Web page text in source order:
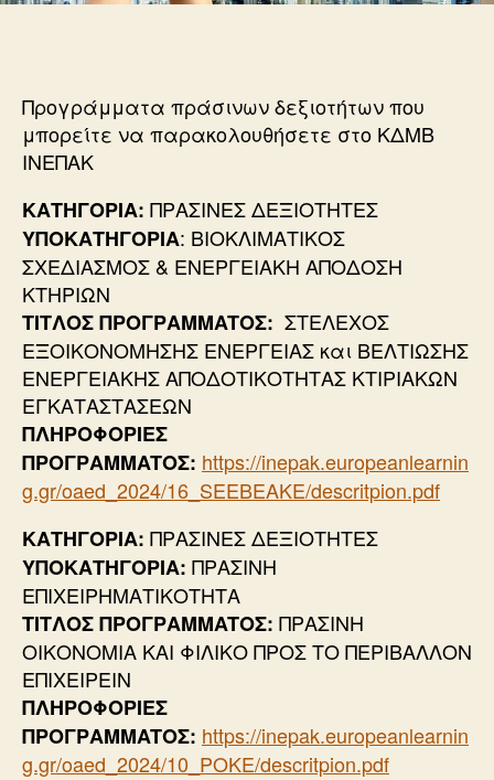
Προγράμματα πράσινων δεξιοτήτων που
μπορείτε να παρακολουθήσετε στο ΚΔΜΒ
ΙΝΕΠΑΚ
ΚΑΤΗΓΟΡΙΑ: ΠΡΑΣΙΝΕΣ ΔΕΞΙΟΤΗΤΕΣ
ΥΠΟΚΑΤΗΓΟΡΙΑ: ΒΙΟΚΛΙΜΑΤΙΚΟΣ
ΣΧΕΔΙΑΣΜΟΣ & ΕΝΕΡΓΕΙΑΚΗ ΑΠΟΔΟΣΗ
ΚΤΗΡΙΩΝ
ΤΙΤΛΟΣ ΠΡΟΓΡAMMATOΣ: ΣΤΕΛΕΧΟΣ
ΕΞΟΙΚΟΝΟΜΗΣΗΣ ΕΝΕΡΓΕΙΑΣ και ΒΕΛΤΙΩΣΗΣ
ΕΝΕΡΓΕΙΑΚΗΣ ΑΠΟΔΟΤΙΚΟΤΗΤΑΣ ΚΤΙΡΙΑΚΩΝ
ΕΓΚΑΤΑΣΤΑΣΕΩΝ
ΠΛΗΡΟΦΟΡΙΕΣ
ΠΡΟΓΡAMMATOΣ: https://inepak.europeanlearnin
g.gr/oaed_2024/16_SEEBEAKE/descritpion.pdf
ΚΑΤΗΓΟΡΙΑ: ΠΡΑΣΙΝΕΣ ΔΕΞΙΟΤΗΤΕΣ
ΥΠΟΚΑΤΗΓΟΡΙΑ: ΠΡΑΣΙΝΗ
ΕΠΙΧΕΙΡΗΜΑΤΙΚΟΤΗΤΑ
ΤΙΤΛΟΣ ΠΡΟΓΡAMMATOΣ: ΠΡΑΣΙΝΗ
ΟΙΚΟΝΟΜΙΑ ΚΑΙ ΦΙΛΙΚΟ ΠΡΟΣ ΤΟ ΠΕΡΙΒΑΛΛΟΝ
ΕΠΙΧΕΙΡΕΙΝ
ΠΛΗΡΟΦΟΡΙΕΣ
ΠΡΟΓΡAMMATOΣ: https://inepak.europeanlearnin
g.gr/oaed_2024/10_POKE/descritpion.pdf